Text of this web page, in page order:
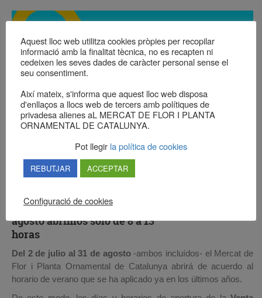
HORARIO DE VERANO: Julio y
agosto abrimos sólo de 8 a 13
horas
Del 2 de julio al 31 de agosto-ambos incluídos- el Mercat de
Flor i Planta Ornamental de Catalunya abrirá de acuerdo al
horario de verano que se ha aplicado ya en los últimos años.
Aquest lloc web utilitza cookies pròpies per recopilar
informació amb la finalitat tècnica, no es recapten ni
cedeixen les seves dades de caràcter personal sense el
seu consentiment.
Així mateix, s'informa que aquest lloc web disposa
d'enllaços a llocs web de tercers amb polítiques de
privadesa alienes aL MERCAT DE FLOR I PLANTA
ORNAMENTAL DE CATALUNYA.
Pot llegir la política de cookies
REBUTJAR ACCEPTAR
Configuració de cookies